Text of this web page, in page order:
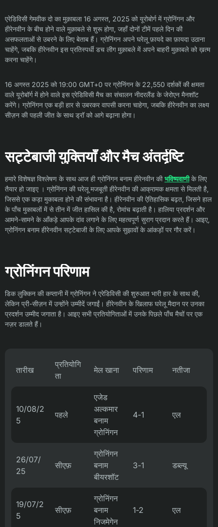
एरेडिविसी गेमवीक दो का मुक़ाबला 16 अगस्त, 2025 को यूरोबोर्ग में ग्रोनिंगन और
हीरेनवीन के बीच होने वाले मुक़ाबले से शुरू होगा, जहाँ दोनों टीमें पहले दिन की
असफलताओं से उबरने के लिए बेताब हैं। ग्रोनिंगन अपने घरेलू फ़ायदे का फ़ायदा उठाना
चाहेंगे, जबकि हीरेनवीन इस प्रतिस्पर्धी डच लीग मुक़ाबले में अपने बाहरी मुक़ाबले को ख़त्म
करना चाहेंगे।
16 अगस्त 2025 को 19:00 GMT+0 पर ग्रोनिंगन के 22,550 दर्शकों की क्षमता
वाले यूरोबॉर्ग में होने वाले इस एरेडिविसी मैच का संचालन नीदरलैंड के जेरोएन मैनशॉट
करेंगे। ग्रोनिंगन एक बड़ी हार से उबरकर वापसी करना चाहेगा, जबकि हीरेनवीन का लक्ष्य
सीज़न की पहली जीत के साथ ड्रॉ को आगे बढ़ाना होगा।
सट्टेबाजी युक्तियाँ और मैच अंतर्दृष्टि
हमारे विशेषज्ञ विश्लेषण के साथ आज ही ग्रोनिंगन बनाम हीरेनवीन कीभविष्यवाणीके लिए
तैयार हो जाइए । ग्रोनिंगन की घरेलू मजबूती हीरेनवीन की आक्रामक क्षमता से मिलती है,
जिससे एक कड़ा मुकाबला होने की संभावना है। हीरेनवीन की ऐतिहासिक बढ़त, जिसने हाल
के पाँच मुकाबलों में से तीन में जीत हासिल की है, रोमांच बढ़ाती है। हालिया प्रदर्शन और
आमने-सामने के आँकड़े आपके दांव लगाने के लिए महत्वपूर्ण सुराग प्रदान करते हैं। आइए,
ग्रोनिंगन बनाम हीरेनवीन सट्टेबाजी के लिए आपके सुझावों के आंकड़ों पर गौर करें।
ग्रोनिंगन परिणाम
डिक लुक्किन की कप्तानी में ग्रोनिंगन ने एरेडिविसी की शुरुआत भारी हार के साथ की,
लेकिन प्री-सीज़न में उन्होंने उम्मीदें जगाईं। हीरेनवीन के खिलाफ घरेलू मैदान पर उनका
प्रदर्शन उम्मीद जगाता है। आइए सभी प्रतियोगिताओं में उनके पिछले पाँच मैचों पर एक
नज़र डालते हैं।
तारीख
प्रतियोगि
ता
मेल खाना परिणाम नतीजा
10/08/2
5
पहले
एजेड
अल्कमार
बनाम
ग्रोनिंगन
4-1 एल
26/07/
25
सीएफ़
ग्रोनिंगन
बनाम
बीयरशॉट
3-1 डब्ल्यू
19/07/2
5
सीएफ़
ग्रोनिंगन
बनाम
निजमेगेन
1-2 एल